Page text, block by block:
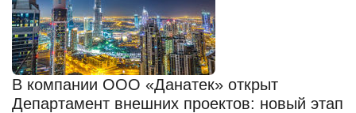
В компании ООО «Данатек» открыт
Департамент внешних проектов: новый этап